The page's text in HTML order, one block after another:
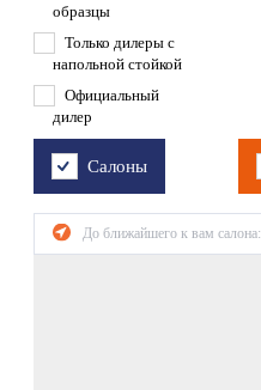
образцы
Только дилеры с
напольной стойкой
Официальный
дилер
Салоны
До ближайшего к вам салона: